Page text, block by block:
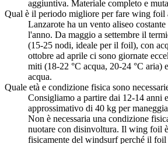
aggiuntiva. Materiale completo e
Qual è il periodo migliore per fare wing foil
Lanzarote ha un vento aliseo
l'anno. Da maggio a settembre il
(15-25 nodi, ideale per il foil), con
ottobre ad aprile ci sono giornate
miti (18-22 °C acqua, 20-24 °C aria)
acqua.
Quale età e condizione fisica sono
Consigliamo a partire dai 12-14 anni
approssimativo di 40 kg per
Non è necessaria una condizione
nuotare con disinvoltura. Il wing foil
fisicamente del windsurf perché il foil